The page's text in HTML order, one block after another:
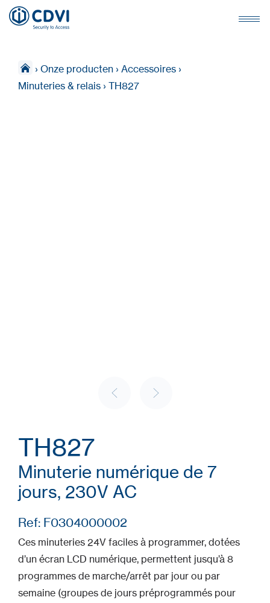
› Onze producten › Accessoires ›
Minuteries & relais › TH827
TH827
Minuterie numérique de 7
jours, 230V AC
Ref: F0304000002
Ces minuteries 24V faciles à programmer, dotées
d’un écran LCD numérique, permettent jusqu’à 8
programmes de marche/arrêt par jour ou par
semaine (groupes de jours préprogrammés pour